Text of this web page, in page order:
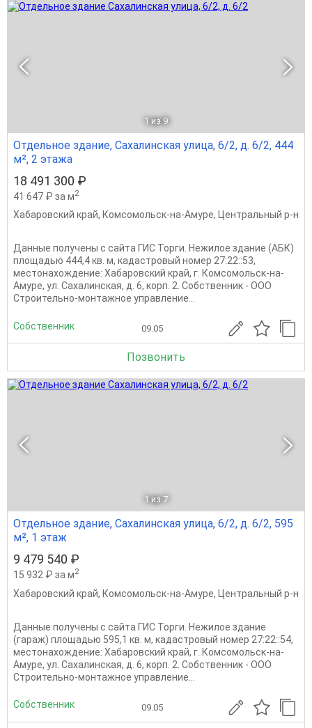
1 из 9
Отдельное здание, Сахалинская улица, 6/2, д. 6/2, 444
м², 2 этажа
18 491 300 ₽
41 647 ₽ за м2
Хабаровский край, Комсомольск-на-Амуре, Центральный р-н
Данные получены с сайта ГИС Торги. Нежилое здание (АБК)
площадью 444,4 кв. м, кадастровый номер 27:22::53,
местонахождение: Хабаровский край, г. Комсомольск-на-
Амуре, ул. Сахалинская, д. 6, корп. 2. Собственник - ООО
Строительно-монтажное управление...
Собственник 09.05
Позвонить
1 из 7
Отдельное здание, Сахалинская улица, 6/2, д. 6/2, 595
м², 1 этаж
9 479 540 ₽
15 932 ₽ за м2
Хабаровский край, Комсомольск-на-Амуре, Центральный р-н
Данные получены с сайта ГИС Торги. Нежилое здание
(гараж) площадью 595,1 кв. м, кадастровый номер 27:22::54,
местонахождение: Хабаровский край, г. Комсомольск-на-
Амуре, ул. Сахалинская, д. 6, корп. 2. Собственник - ООО
Строительно-монтажное управление...
Собственник 09.05